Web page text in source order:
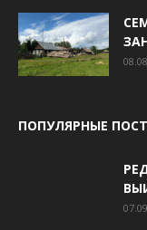
ПОПУЛЯРНЫЕ